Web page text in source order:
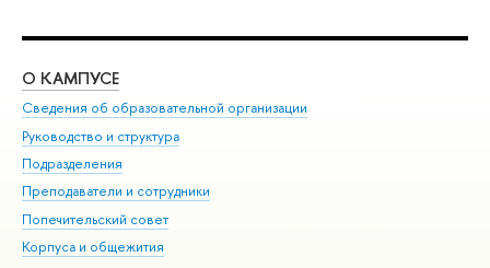
О КАМПУСЕ
Сведения об образовательной организации
Руководство и структура
Подразделения
Преподаватели и сотрудники
Попечительский совет
Корпуса и общежития